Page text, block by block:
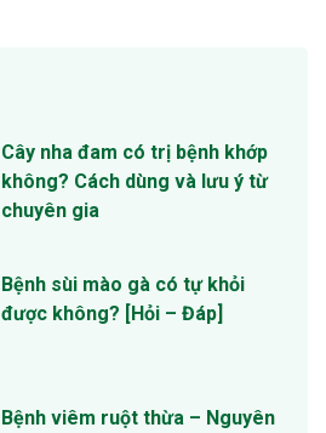
Cây nha đam có trị bệnh khớp
không? Cách dùng và lưu ý từ
chuyên gia
Bệnh sùi mào gà có tự khỏi
được không? [Hỏi – Đáp]
Bệnh viêm ruột thừa – Nguyên